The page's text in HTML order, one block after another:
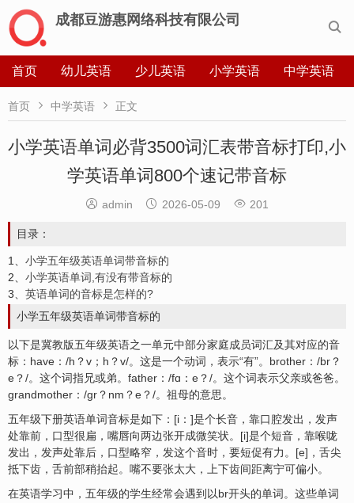

成都豆游惠网络科技有限公司
首页 幼儿英语 少儿英语 小学英语 中学英语
首页  中学英语  正文
小学英语单词必背3500词汇表带音标打印,小
学英语单词800个速记带音标
 admin  2026-05-09  201
目录：
1、 小学五年级英语单词带音标的
2、 小学英语单词,有没有带音标的
3、 英语单词的音标是怎样的?
小学五年级英语单词带音标的
以下是冀教版五年级英语之一单元中部分家庭成员词汇及其对应的音
标：have：/h？v；h？v/。这是一个动词，表示“有”。brother：/br？
e？/。这个词指兄或弟。father：/fɑ：e？/。这个词表示父亲或爸爸。
grandmother：/gr？nm？e？/。祖母的意思。
五年级下册英语单词音标是如下：[i：]是个长音，靠口腔发出，发声
处靠前，口型很扁，嘴唇向两边张开成微笑状。[i]是个短音，靠喉咙
发出，发声处靠后，口型略窄，发这个音时，要短促有力。[e]，舌尖
抵下齿，舌前部稍抬起。嘴不要张太大，上下齿间距离宁可偏小。
在英语学习中，五年级的学生经常会遇到以br开头的单词。这些单词